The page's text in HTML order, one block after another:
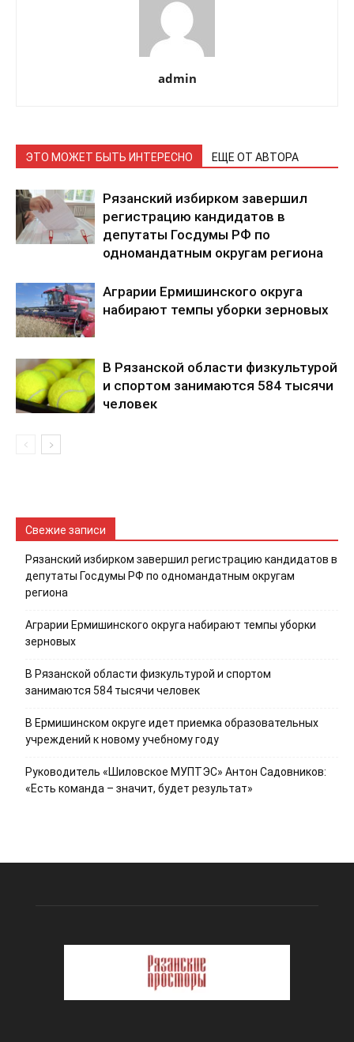
admin
ЭТО МОЖЕТ БЫТЬ ИНТЕРЕСНО ЕЩЕ ОТ АВТОРА
Рязанский избирком завершил
регистрацию кандидатов в
депутаты Госдумы РФ по
одномандатным округам региона
Аграрии Ермишинского округа
набирают темпы уборки зерновых
В Рязанской области физкультурой
и спортом занимаются 584 тысячи
человек
Свежие записи
Рязанский избирком завершил регистрацию кандидатов в
депутаты Госдумы РФ по одномандатным округам
региона
Аграрии Ермишинского округа набирают темпы уборки
зерновых
В Рязанской области физкультурой и спортом
занимаются 584 тысячи человек
В Ермишинском округе идет приемка образовательных
учреждений к новому учебному году
Руководитель «Шиловское МУПТЭС» Антон Садовников:
«Есть команда – значит, будет результат»